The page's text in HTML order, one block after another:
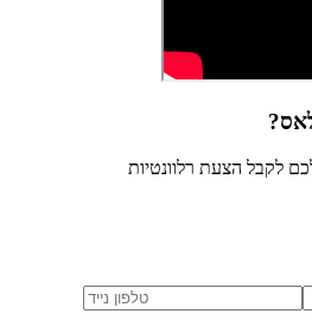
?
לקבל הצעת רלוונטיות